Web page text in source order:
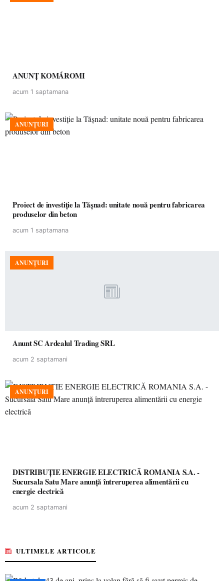
ANUNȚ KOMÁROMI
acum 1 saptamana
ANUNȚURI
Proiect de investiție la Tășnad: unitate nouă pentru fabricarea
produselor din beton
acum 1 saptamana
ANUNȚURI
Anunt SC Ardealul Trading SRL
acum 2 saptamani
ANUNȚURI
DISTRIBUȚIE ENERGIE ELECTRICĂ ROMANIA S.A. -
Sucursala Satu Mare anunţă întreruperea alimentării cu
energie electrică
acum 2 saptamani
ULTIMELE ARTICOLE